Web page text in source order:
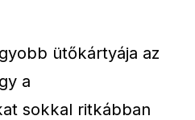
ütőkártyája az
a
sokkal ritkábban